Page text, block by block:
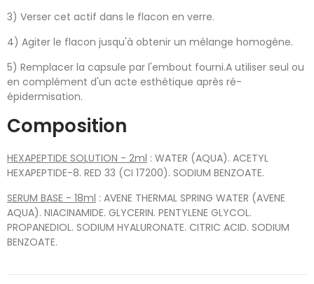
3) Verser cet actif dans le flacon en verre.
4) Agiter le flacon jusqu'à obtenir un mélange homogène.
5) Remplacer la capsule par l'embout fourni.A utiliser seul ou
en complément d'un acte esthétique après ré-
épidermisation.
Composition
HEXAPEPTIDE SOLUTION - 2ml : WATER (AQUA). ACETYL
HEXAPEPTIDE-8. RED 33 (CI 17200). SODIUM BENZOATE.
SERUM BASE - 18ml : AVENE THERMAL SPRING WATER (AVENE
AQUA). NIACINAMIDE. GLYCERIN. PENTYLENE GLYCOL.
PROPANEDIOL. SODIUM HYALURONATE. CITRIC ACID. SODIUM
BENZOATE.